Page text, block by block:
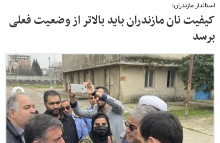
استاندار مازندران:
کیفیت نان مازندران باید بالاتر از وضعیت فعلی
برسد